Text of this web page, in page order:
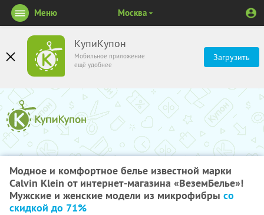
КупиКупон
Мобильное приложение
ещё удобнее
Загрузить
Меню Москва
Модное и комфортное белье известной марки
Calvin Klein от интернет-магазина «ВеземБелье»!
Мужские и женские модели из микрофибры со
скидкой до 71%